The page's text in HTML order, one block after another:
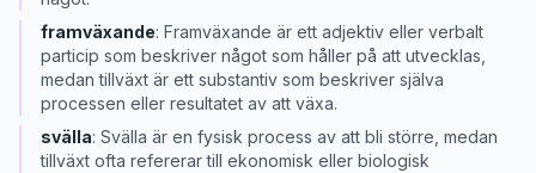
framväxande: Framväxande är ett adjektiv eller verbalt
particip som beskriver något som håller på att utvecklas,
medan tillväxt är ett substantiv som beskriver själva
processen eller resultatet av att växa.
svälla: Svälla är en fysisk process av att bli större, medan
tillväxt ofta refererar till ekonomisk eller biologisk